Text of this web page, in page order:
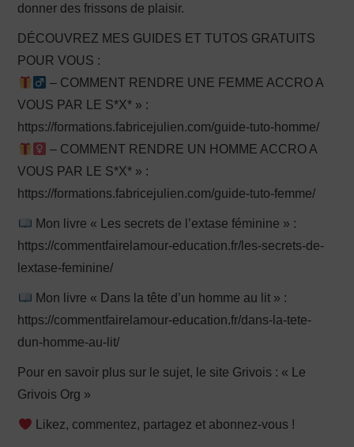
donner des frissons de plaisir.
DÉCOUVREZ MES GUIDES ET TUTOS GRATUITS
POUR VOUS :
– COMMENT RENDRE UNE FEMME ACCRO A
VOUS PAR LE S*X* » :
https://formations.fabricejulien.com/guide-tuto-homme/
– COMMENT RENDRE UN HOMME ACCRO A
VOUS PAR LE S*X* » :
https://formations.fabricejulien.com/guide-tuto-femme/
Mon livre « Les secrets de l’extase féminine » :
https://commentfairelamour-education.fr/les-secrets-de-
lextase-feminine/
Mon livre « Dans la tête d’un homme au lit » :
https://commentfairelamour-education.fr/dans-la-tete-
dun-homme-au-lit/
Pour en savoir plus sur le sujet, le site Grivois : « Le
Grivois Org »
Likez, commentez, partagez et abonnez-vous !